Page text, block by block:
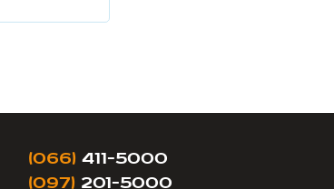
(066) 411-5000
(097) 201-5000